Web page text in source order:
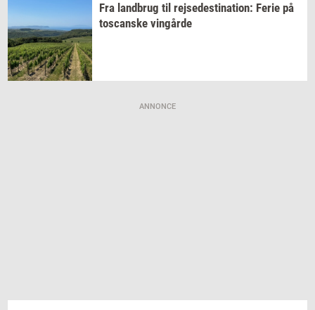
Fra land­brug til rej­se­desti­na­tion: Ferie på
toscan­ske vin­går­de
ANNONCE